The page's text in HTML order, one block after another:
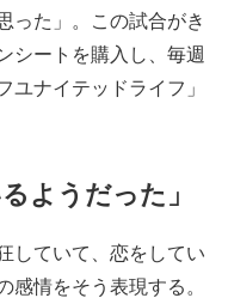
った」。この試合がき
シートを購入し、毎週
ユナイテッドライフ」
ようだった」
していて、恋をしてい
感情をそう表現する。